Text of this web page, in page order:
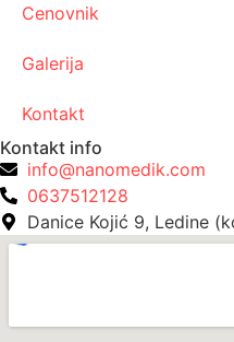
Cenovnik
Galerija
Kontakt
Kontakt info
info@nanomedik.com
0637512128
Danice Kojić 9, Ledine